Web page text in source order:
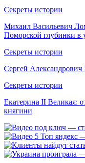
Секреты истории
Михаил Васильевич
Поморской глубинки в
Секреты истории
Сергей Александрович
Секреты истории
Екатерина II Великая:
княгини